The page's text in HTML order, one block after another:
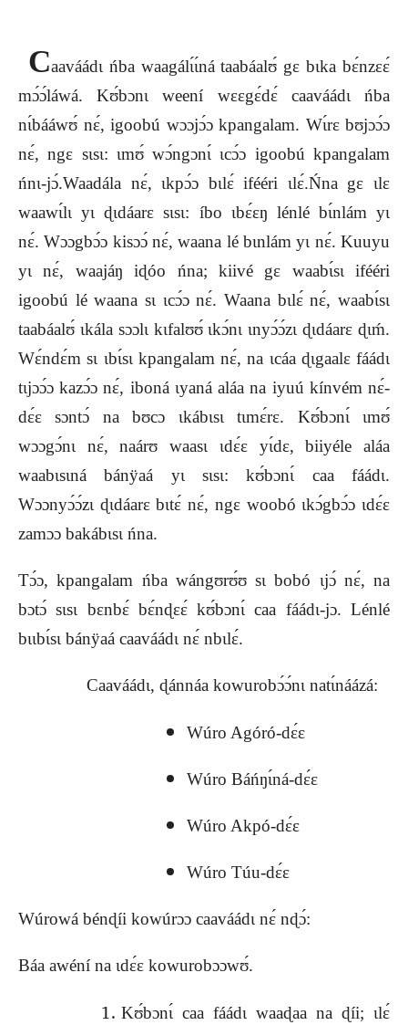
Caaváádɩ ńba waagálɩ́ɩ́ná taabáalʊ́ gɛ bɩka bɛ́nzɛɛ́
mɔ́ɔ́láwá. Kʊ́bɔnɩ weení wɛɛgɛ́dɛ́ caaváádɩ ńba
nɩ́bááwʊ́ nɛ́, igoobú wɔɔjɔ́ɔ kpangalam. Wɩ́rɛ bʊjɔɔ́ɔ
nɛ́, ngɛ sɩsɩ: ɩmʊ́ wɔ́ngɔnɩ́ ɩcɔ́ɔ igoobú kpangalam
ńnɩ-jɔ́.Waadála nɛ́, ɩkpɔ́ɔ bɩlɛ́ ifééri ɩlɛ́.Ńna gɛ ɩlɛ
waawɩ́lɩ yɩ ɖɩdáarɛ sɩsɩ: íbo ɩbɛ́ɛŋ lénlé bɩ́nlám yɩ
nɛ́. Wɔɔgbɔ́ɔ kisɔɔ́ nɛ́, waana lé bɩnlám yɩ nɛ́. Kuuyu
yɩ nɛ́, waajáŋ iɖóo ńna; kiivé gɛ waabɩ́sɩ ifééri
igoobú lé waana sɩ ɩcɔ́ɔ nɛ́. Waana bɩlɛ́ nɛ́, waabɩ́sɩ
taabáalʊ́ ɩkála sɔɔlɩ kɩfalʊʊ́ ɩkɔ́nɩ ɩnyɔ́ɔ́zɩ ɖɩdáarɛ ɖɩḿ.
Wɛ́ndɛ́m sɩ ɩbɩ́sɩ kpangalam nɛ́, na ɩcáa ɖɩgaalɛ fáádɩ
tɩjɔɔ́ɔ kazɔ́ɔ nɛ́, iboná ɩyaná aláa na iyuú kínvém nɛ́-
dɛ́ɛ sɔntɔ́ na bʊcɔ ɩkábɩsɩ tɩmɛ́rɛ. Kʊ́bɔnɩ́ ɩmʊ́
wɔɔgɔ́nɩ nɛ́, naárʊ waasɩ ɩdɛ́ɛ yɩ́dɛ, biiyéle aláa
waabɩsɩná bánÿaá yɩ sɩsɩ: kʊ́bɔnɩ́ caa fáádɩ.
Wɔɔnyɔ́ɔ́zɩ ɖɩdáarɛ bɩtɛ́ nɛ́, ngɛ woobó ɩkɔ́gbɔ́ɔ ɩdɛ́ɛ
zamɔɔ bakábɩsɩ ńna.
Tɔ́ɔ, kpangalam ńba wángʊrʊ́ʊ sɩ bobó ɩjɔ́ nɛ́, na
bɔtɔ́ sɩsɩ bɛnbɛ́ bɛ́nɖɛɛ́ kʊ́bɔnɩ́ caa fáádɩ-jɔ. Lénlé
bɩɩbɩ́sɩ bánÿaá caaváádɩ nɛ́ nbɩlɛ́.
Caaváádɩ, ɖánnáa kowurobɔ́ɔ́nɩ natɩ́náázá:
Wúro Agóró-dɛ́ɛ
Wúro Báńŋɩ́ná-dɛ́ɛ
Wúro Akpó-dɛ́ɛ
Wúro Túu-dɛ́ɛ
Wúrowá bénɖíi kowúrɔɔ caaváádɩ nɛ́ nɖɔ́:
Báa awéní na ɩdɛ́ɛ kowurobɔɔwʊ́.
Kʊ́bɔnɩ́ caa fáádɩ waaɖaa na ɖíi; ɩlɛ́